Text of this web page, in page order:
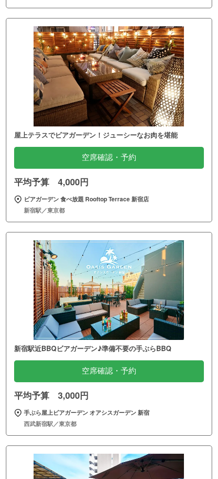
屋上テラスでビアガーデン！ジューシーなお肉を堪能
空席確認・予約
平均予算 4,000円
ビアガーデン 食べ放題 Rooftop Terrace 新宿店
新宿駅／東京都
新宿駅近BBQビアガーデン♪準備不要の手ぶらBBQ
空席確認・予約
平均予算 3,000円
手ぶら屋上ビアガーデン オアシスガーデン 新宿
西武新宿駅／東京都